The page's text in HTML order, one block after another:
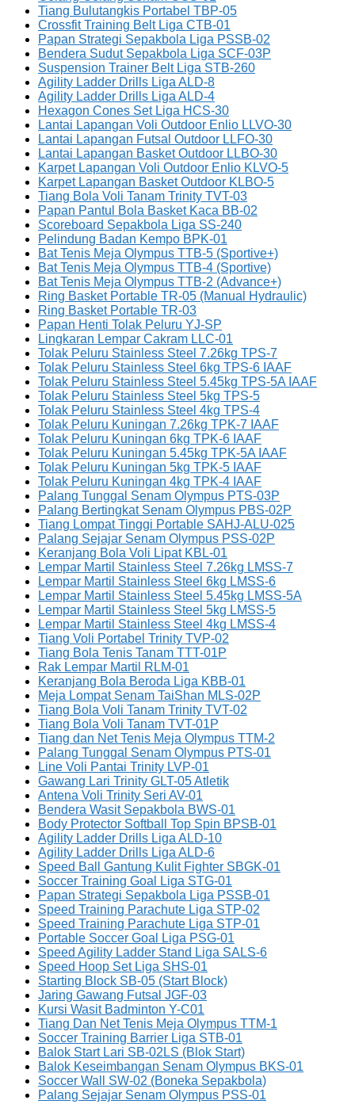
Tiang Bulutangkis Portabel TBP-05
Crossfit Training Belt Liga CTB-01
Papan Strategi Sepakbola Liga PSSB-02
Bendera Sudut Sepakbola Liga SCF-03P
Suspension Trainer Belt Liga STB-260
Agility Ladder Drills Liga ALD-8
Agility Ladder Drills Liga ALD-4
Hexagon Cones Set Liga HCS-30
Lantai Lapangan Voli Outdoor Enlio LLVO-30
Lantai Lapangan Futsal Outdoor LLFO-30
Lantai Lapangan Basket Outdoor LLBO-30
Karpet Lapangan Voli Outdoor Enlio KLVO-5
Karpet Lapangan Basket Outdoor KLBO-5
Tiang Bola Voli Tanam Trinity TVT-03
Papan Pantul Bola Basket Kaca BB-02
Scoreboard Sepakbola Liga SS-240
Pelindung Badan Kempo BPK-01
Bat Tenis Meja Olympus TTB-5 (Sportive+)
Bat Tenis Meja Olympus TTB-4 (Sportive)
Bat Tenis Meja Olympus TTB-2 (Advance+)
Ring Basket Portable TR-05 (Manual Hydraulic)
Ring Basket Portable TR-03
Papan Henti Tolak Peluru YJ-SP
Lingkaran Lempar Cakram LLC-01
Tolak Peluru Stainless Steel 7.26kg TPS-7
Tolak Peluru Stainless Steel 6kg TPS-6 IAAF
Tolak Peluru Stainless Steel 5.45kg TPS-5A IAAF
Tolak Peluru Stainless Steel 5kg TPS-5
Tolak Peluru Stainless Steel 4kg TPS-4
Tolak Peluru Kuningan 7.26kg TPK-7 IAAF
Tolak Peluru Kuningan 6kg TPK-6 IAAF
Tolak Peluru Kuningan 5.45kg TPK-5A IAAF
Tolak Peluru Kuningan 5kg TPK-5 IAAF
Tolak Peluru Kuningan 4kg TPK-4 IAAF
Palang Tunggal Senam Olympus PTS-03P
Palang Bertingkat Senam Olympus PBS-02P
Tiang Lompat Tinggi Portable SAHJ-ALU-025
Palang Sejajar Senam Olympus PSS-02P
Keranjang Bola Voli Lipat KBL-01
Lempar Martil Stainless Steel 7.26kg LMSS-7
Lempar Martil Stainless Steel 6kg LMSS-6
Lempar Martil Stainless Steel 5.45kg LMSS-5A
Lempar Martil Stainless Steel 5kg LMSS-5
Lempar Martil Stainless Steel 4kg LMSS-4
Tiang Voli Portabel Trinity TVP-02
Tiang Bola Tenis Tanam TTT-01P
Rak Lempar Martil RLM-01
Keranjang Bola Beroda Liga KBB-01
Meja Lompat Senam TaiShan MLS-02P
Tiang Bola Voli Tanam Trinity TVT-02
Tiang Bola Voli Tanam TVT-01P
Tiang dan Net Tenis Meja Olympus TTM-2
Palang Tunggal Senam Olympus PTS-01
Line Voli Pantai Trinity LVP-01
Gawang Lari Trinity GLT-05 Atletik
Antena Voli Trinity Seri AV-01
Bendera Wasit Sepakbola BWS-01
Body Protector Softball Top Spin BPSB-01
Agility Ladder Drills Liga ALD-10
Agility Ladder Drills Liga ALD-6
Speed Ball Gantung Kulit Fighter SBGK-01
Soccer Training Goal Liga STG-01
Papan Strategi Sepakbola Liga PSSB-01
Speed Training Parachute Liga STP-02
Speed Training Parachute Liga STP-01
Portable Soccer Goal Liga PSG-01
Speed Agility Ladder Stand Liga SALS-6
Speed Hoop Set Liga SHS-01
Starting Block SB-05 (Start Block)
Jaring Gawang Futsal JGF-03
Kursi Wasit Badminton Y-C01
Tiang Dan Net Tenis Meja Olympus TTM-1
Soccer Training Barrier Liga STB-01
Balok Start Lari SB-02LS (Blok Start)
Balok Keseimbangan Senam Olympus BKS-01
Soccer Wall SW-02 (Boneka Sepakbola)
Palang Sejajar Senam Olympus PSS-01